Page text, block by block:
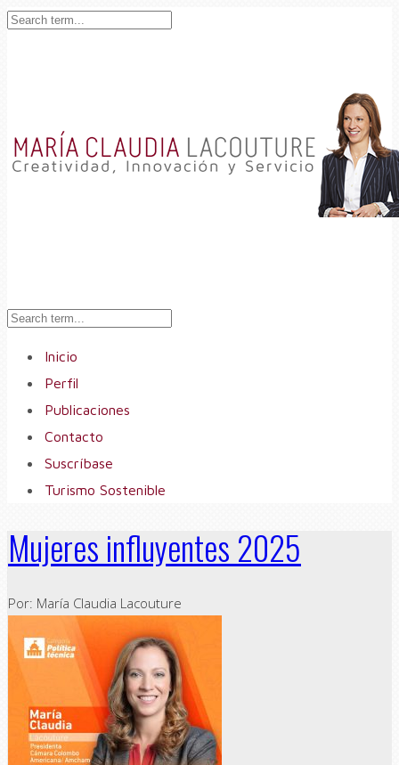
Inicio
Perfil
Publicaciones
Contacto
Suscríbase
Turismo Sostenible
Mujeres influyentes 2025
Por: María Claudia Lacouture